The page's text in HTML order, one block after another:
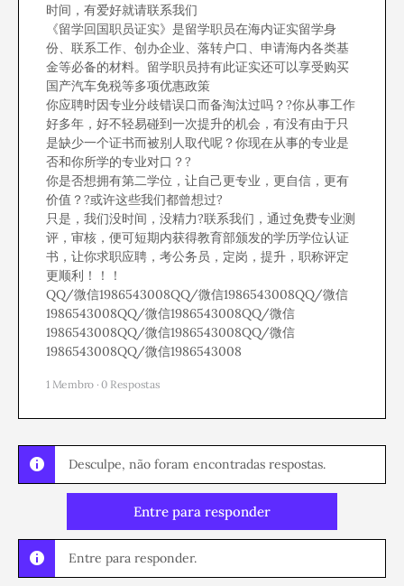
时间，有爱好就请联系我们
《留学回国职员证实》是留学职员在海内证实留学身
份、联系工作、创办企业、落转户口、申请海内各类基
金等必备的材料。留学职员持有此证实还可以享受购买
国产汽车免税等多项优惠政策
你应聘时因专业分歧错误口而备淘汰过吗？?你从事工作
好多年，好不轻易碰到一次提升的机会，有没有由于只
是缺少一个证书而被别人取代呢？你现在从事的专业是
否和你所学的专业对口？?
你是否想拥有第二学位，让自己更专业，更自信，更有
价值？?或许这些我们都曾想过?
只是，我们没时间，没精力?联系我们，通过免费专业测
评，审核，便可短期内获得教育部颁发的学历学位认证
书，让你求职应聘，考公务员，定岗，提升，职称评定
更顺利！！！
QQ/微信1986543008QQ/微信1986543008QQ/微信
1986543008QQ/微信1986543008QQ/微信
1986543008QQ/微信1986543008QQ/微信
1986543008QQ/微信1986543008
1 Membro · 0 Respostas
Desculpe, não foram encontradas respostas.
Entre para responder
Entre para responder.